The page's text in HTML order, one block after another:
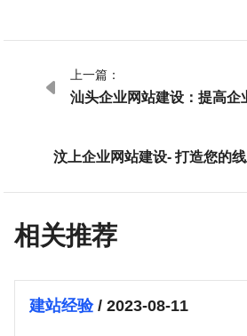

上一篇：
汕头企业网站建设：提高企
汶上企业网站建设- 打造您的
相关推荐
建站经验/ 2023-08-11